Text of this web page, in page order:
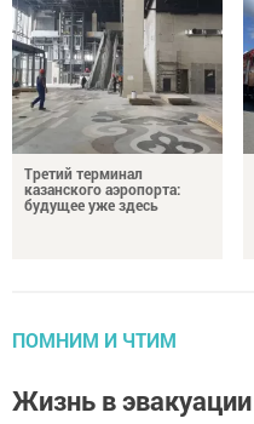
Третий терминал
казанского аэропорта:
будущее уже здесь
ПОМНИМ И ЧТИМ
Жизнь в эвакуации